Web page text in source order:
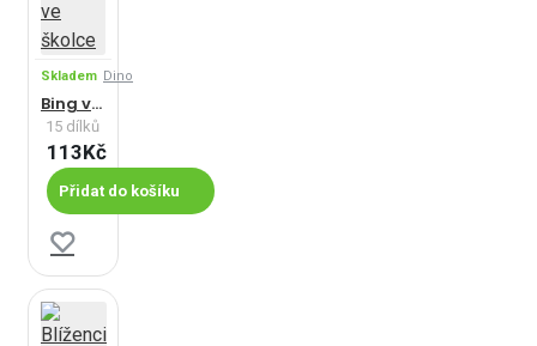
Skladem Dino
Bing ve školce
15 dílků
113Kč
Přidat do košíku